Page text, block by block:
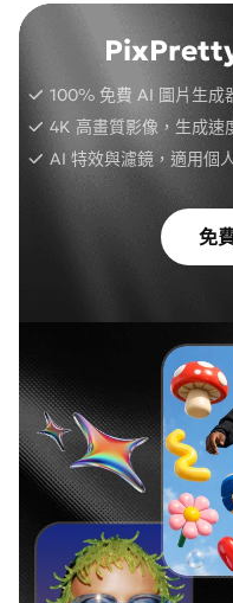
100% 免費 AI 圖片生成
4K 高畫質影像，生成速
AI 特效與濾鏡，適用個
免